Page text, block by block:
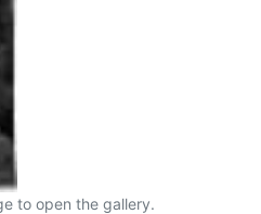
to open the gallery.